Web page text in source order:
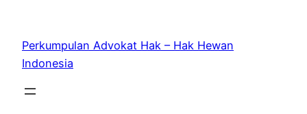
content
Perkumpulan Advokat Hak – Hak Hewan
Indonesia